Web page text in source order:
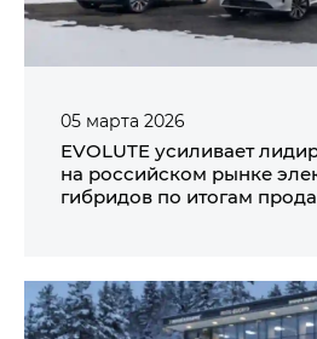
05 марта 2026
EVOLUTE усиливает
на российском рынке
гибридов по итогам